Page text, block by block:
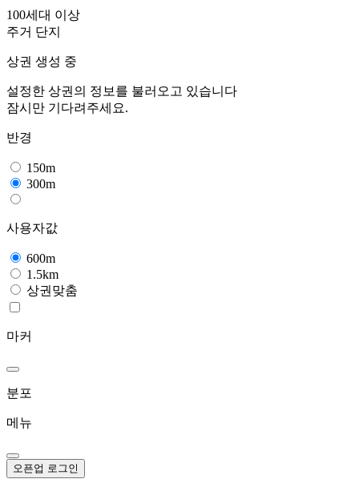
100세대 이상
주거 단지
상권 생성 중
설정한 상권의 정보를 불러오고 있습니다
잠시만 기다려주세요.
반경
150m
300m
사용자값
600m
1.5km
상권맞춤
마커
분포
메뉴
오픈업 로그인